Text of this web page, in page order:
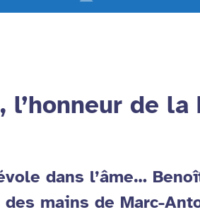
de la
dans l’âme…
mains de Marc-